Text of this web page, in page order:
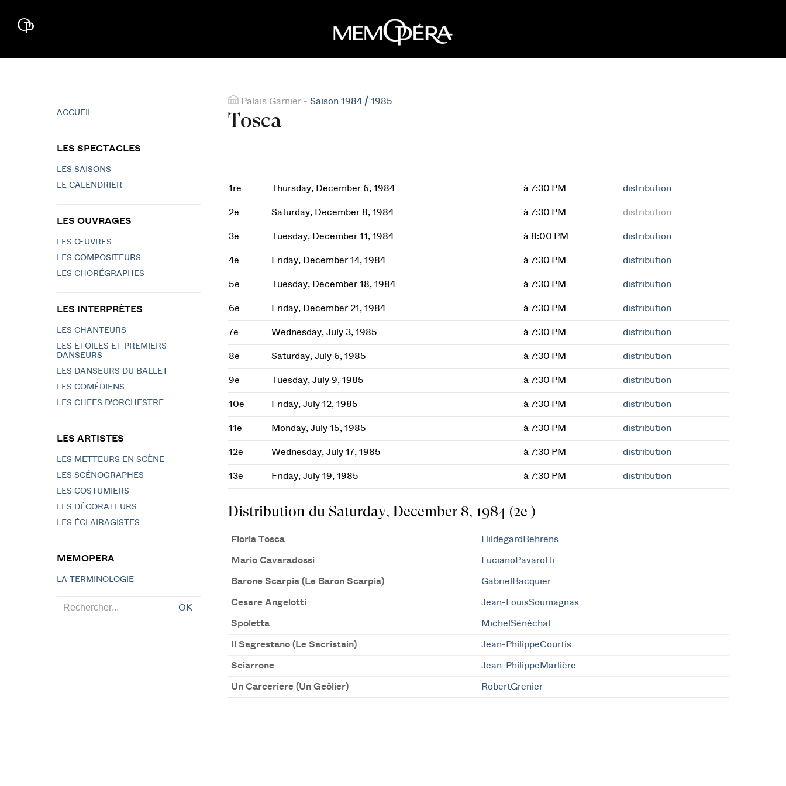
Palais Garnier - Saison 1984 / 1985
Tosca
1re Thursday, December 6, 1984 à 7:30 PM distribution
2e Saturday, December 8, 1984 à 7:30 PM distribution
3e Tuesday, December 11, 1984 à 8:00 PM distribution
4e Friday, December 14, 1984 à 7:30 PM distribution
5e Tuesday, December 18, 1984 à 7:30 PM distribution
6e Friday, December 21, 1984 à 7:30 PM distribution
7e Wednesday, July 3, 1985 à 7:30 PM distribution
8e Saturday, July 6, 1985 à 7:30 PM distribution
9e Tuesday, July 9, 1985 à 7:30 PM distribution
10e Friday, July 12, 1985 à 7:30 PM distribution
11e Monday, July 15, 1985 à 7:30 PM distribution
12e Wednesday, July 17, 1985 à 7:30 PM distribution
13e Friday, July 19, 1985 à 7:30 PM distribution
Distribution du Saturday, December 8, 1984 (2e )
Floria Tosca HildegardBehrens
Mario Cavaradossi LucianoPavarotti
Barone Scarpia (Le Baron Scarpia) GabrielBacquier
Cesare Angelotti Jean-LouisSoumagnas
Spoletta MichelSénéchal
Il Sagrestano (Le Sacristain) Jean-PhilippeCourtis
Sciarrone Jean-PhilippeMarlière
Un Carceriere (Un Geôlier) RobertGrenier
ACCUEIL
LES SPECTACLES
LES SAISONS
LE CALENDRIER
LES OUVRAGES
LES ŒUVRES
LES COMPOSITEURS
LES CHORÉGRAPHES
LES INTERPRÈTES
LES CHANTEURS
LES ETOILES ET PREMIERS
DANSEURS
LES DANSEURS DU BALLET
LES COMÉDIENS
LES CHEFS D'ORCHESTRE
LES ARTISTES
LES METTEURS EN SCÈNE
LES SCÉNOGRAPHES
LES COSTUMIERS
LES DÉCORATEURS
LES ÉCLAIRAGISTES
MEMOPERA
LA TERMINOLOGIE
OK